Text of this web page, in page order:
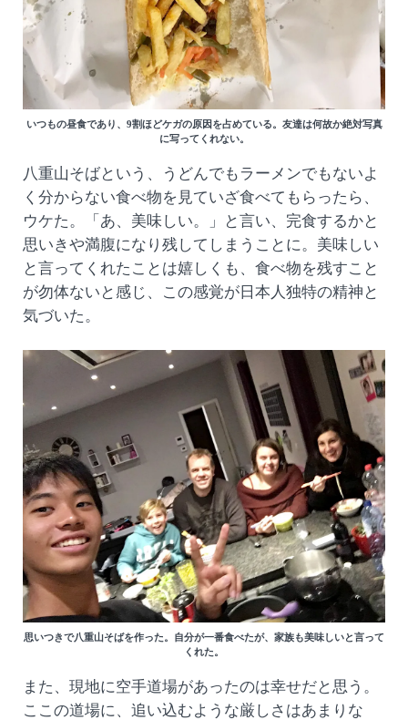
いつもの昼食であり、9割ほどケガの原因を占めている。友達は何故か絶対写真
に写ってくれない。
八重山そばという、うどんでもラーメンでもないよ
く分からない食べ物を見ていざ食べてもらったら、
ウケた。「あ、美味しい。」と言い、完食するかと
思いきや満腹になり残してしまうことに。美味しい
と言ってくれたことは嬉しくも、食べ物を残すこと
が勿体ないと感じ、この感覚が日本人独特の精神と
気づいた。
思いつきで八重山そばを作った。自分が一番食べたが、家族も美味しいと言って
くれた。
また、現地に空手道場があったのは幸せだと思う。
ここの道場に、追い込むような厳しさはあまりな